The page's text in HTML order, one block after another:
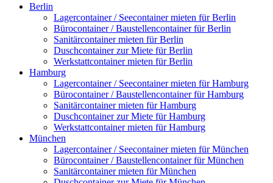
Berlin
Lagercontainer / Seecontainer mieten für Berlin
Bürocontainer / Baustellencontainer für Berlin
Sanitärcontainer mieten für Berlin
Duschcontainer zur Miete für Berlin
Werkstattcontainer mieten für Berlin
Hamburg
Lagercontainer / Seecontainer mieten für Hamburg
Bürocontainer / Baustellencontainer für Hamburg
Sanitärcontainer mieten für Hamburg
Duschcontainer zur Miete für Hamburg
Werkstattcontainer mieten für Hamburg
München
Lagercontainer / Seecontainer mieten für München
Bürocontainer / Baustellencontainer für München
Sanitärcontainer mieten für München